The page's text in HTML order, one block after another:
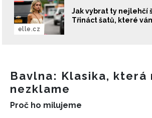
Jak vybrat ty nejlehčí
Třináct šatů, které
elle.cz
Bavlna: Klasika, která
nezklame
Proč ho milujeme